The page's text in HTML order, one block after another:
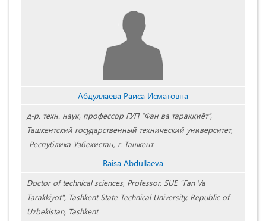
Абдуллаева Раиса Исматовна
д-р. техн. наук, профессор ГУП “Фан ва тараққиёт”,
Ташкентский государственный технический университет,
Республика Узбекистан, г. Ташкент
Raisa Abdullaeva
Doctor of technical sciences, Professor, SUE "Fan Va
Tarakkiyot", Tashkent State Technical University, Republic of
Uzbekistan, Tashkent